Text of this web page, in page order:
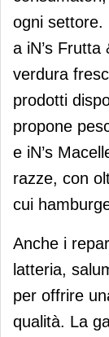
ogni settore.
a iN’s
verdura
prodotti
propone
e iN’s
razze, con
cui
Anche i
latteria,
per offrire
qualità. La